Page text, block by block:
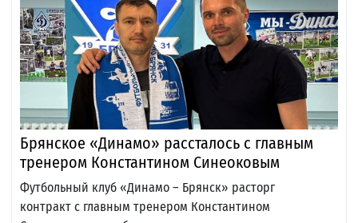
Брянское «Динамо» рассталось с главным
тренером Константином Синеоковым
Футбольный клуб «Динамо – Брянск» расторг
контракт с главным тренером Константином